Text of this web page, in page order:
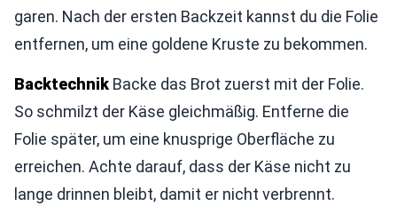
garen. Nach der ersten Backzeit kannst du die Folie
entfernen, um eine goldene Kruste zu bekommen.
Backtechnik Backe das Brot zuerst mit der Folie.
So schmilzt der Käse gleichmäßig. Entferne die
Folie später, um eine knusprige Oberfläche zu
erreichen. Achte darauf, dass der Käse nicht zu
lange drinnen bleibt, damit er nicht verbrennt.